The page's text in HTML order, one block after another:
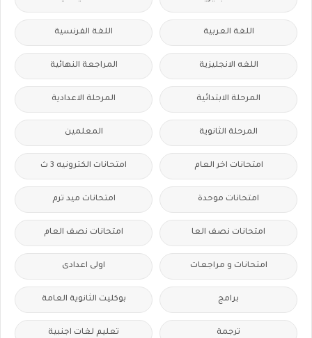
اللغة العربية اللغة الفرنسية
اللغه الانجليزية المراجعة النهائية
المرحلة الابتدائية المرحلة الاعدادية
المرحلة الثانوية المعلمين
امتحانات اخر العام امتحانات الكترونيه 3 ث
امتحانات موحدة امتحانات ميد ترم
امتحانات نصف العا امتحانات نصف العام
امتحانات و مراجعات اولى اعدادى
برامج بوكليت الثانوية العامة
ترجمة تعليم لغات اجنبية